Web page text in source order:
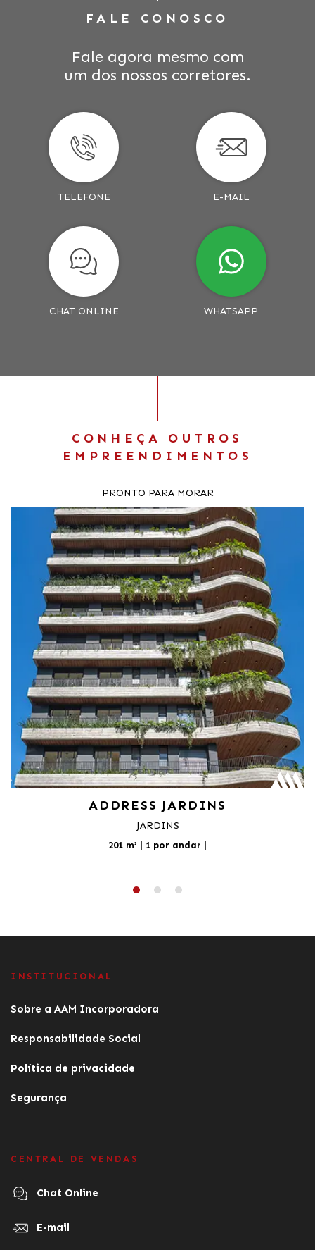
FALE CONOSCO
Fale agora mesmo com
um dos nossos corretores.
TELEFONE E-MAIL
CHAT ONLINE WHATSAPP
CONHEÇA OUTROS
EMPREENDIMENTOS
PRONTO PARA MORAR
ADDRESS JARDINS
JARDINS
201 m² | 1 por andar
INSTITUCIONAL
Sobre a AAM Incorporadora
Responsabilidade Social
Política de privacidade
Segurança
CENTRAL DE VENDAS
Chat Online
E-mail